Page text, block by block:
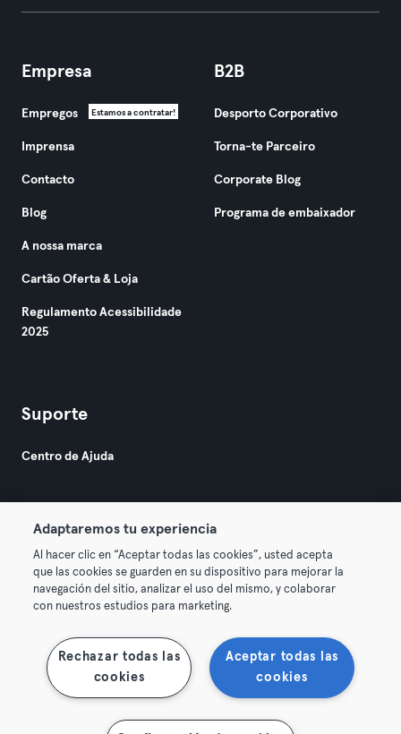
Empresa
Empregos Estamos a contratar!
Imprensa
Contacto
Blog
A nossa marca
Cartão Oferta & Loja
Regulamento Acessibilidade
2025
B2B
Desporto Corporativo
Torna-te Parceiro
Corporate Blog
Programa de embaixador
Suporte
Centro de Ajuda
© 2026 Urban Sports Group GmbH. All rights reserved.
Termos & Condições Privacidade
Rescindir contratos aqui Cancelar contratos aqui
Adaptaremos tu experiencia
Al hacer clic en “Aceptar todas las cookies”, usted acepta
que las cookies se guarden en su dispositivo para mejorar la
navegación del sitio, analizar el uso del mismo, y colaborar
con nuestros estudios para marketing.
Aceptar todas las
cookies
Rechazar todas las
cookies